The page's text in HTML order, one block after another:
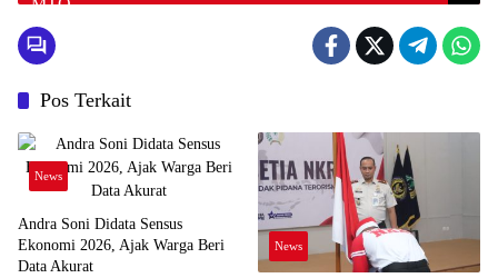
Pos Terkait
News
Andra Soni Didata Sensus
Ekonomi 2026, Ajak Warga Beri
Data Akurat
News